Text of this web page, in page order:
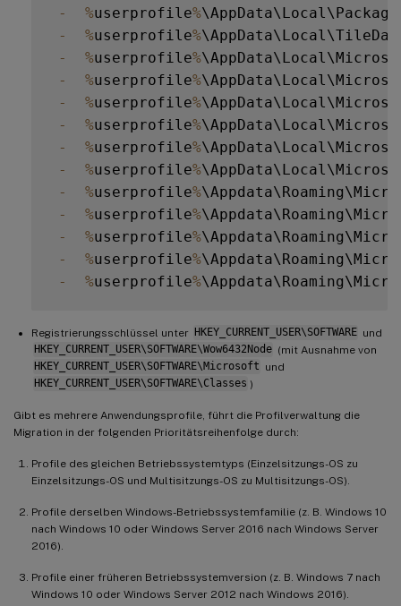
-
%userprofile%
-
%userprofile%
-
%userprofile%
-
%userprofile%
-
%userprofile%
-
%userprofile%
-
%userprofile%
-
%userprofile%
-
%userprofile%
-
%userprofile%
-
%userprofile%
-
%userprofile%
-
%userprofile%
Registrierungsschlüssel unter HKEY_CURRENT_USER\SOFTWARE und
HKEY_CURRENT_USER\SOFTWARE\Wow6432Node (mit Ausnahme von
HKEY_CURRENT_USER\SOFTWARE\Microsoft und
HKEY_CURRENT_USER\SOFTWARE\Classes )
Gibt es mehrere Anwendungsprofile, führt die Profilverwaltung die
Migration in der folgenden Prioritätsreihenfolge durch:
Profile des gleichen Betriebssystemtyps (Einzelsitzungs-OS zu
Einzelsitzungs-OS und Multisitzungs-OS zu Multisitzungs-OS).
Profile derselben Windows-Betriebssystemfamilie (z. B. Windows 10
nach Windows 10 oder Windows Server 2016 nach Windows Server
2016).
Profile einer früheren Betriebssystemversion (z. B. Windows 7 nach
Windows 10 oder Windows Server 2012 nach Windows 2016).